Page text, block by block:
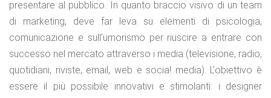
presentare al pubblico. In quanto braccio visivo di un team
di marketing, deve far leva su elementi di psicologia,
comunicazione e sull'umorismo per riuscire a entrare con
successo nel mercato attraverso i media (televisione, radio,
quotidiani, riviste, email, web e socia! media). L'obiettivo è
essere il più possibile innovativi e stimolanti: i designer